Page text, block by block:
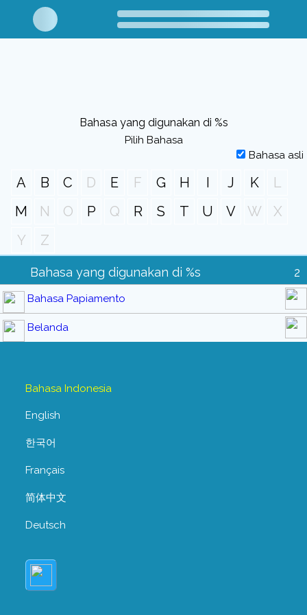
Bahasa yang digunakan di %s
Pilih Bahasa
Bahasa asli
A B C D E F G H I J K
L
M
N O P Q R S T U V W
X
Y
Z
Bahasa yang digunakan di %s 2
Bahasa Papiamento
Belanda
Bahasa Indonesia
English
한국어
Français
简体中文
Deutsch